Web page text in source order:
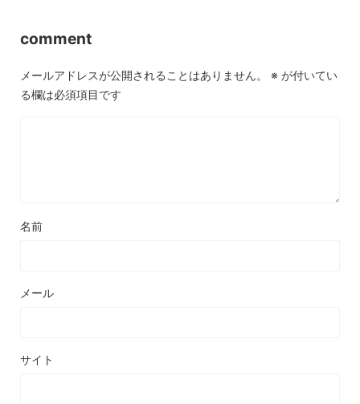
comment
メールアドレスが公開されることはありません。 ※ が付いてい
る欄は必須項目です
名前
メール
サイト